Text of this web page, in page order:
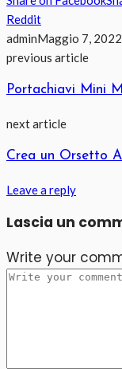
Reddit
adminMaggio 7, 2022
previous article
Portachiavi Mini
next article
Crea un Orsetto
Leave a reply
Lascia un
Write your